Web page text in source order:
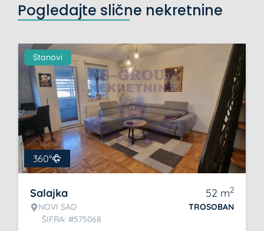
Pogledajte slične nekretnine
Stanovi
360°
Salajka
NOVI SAD
ŠIFRA: #575068
52 m2
TROSOBAN